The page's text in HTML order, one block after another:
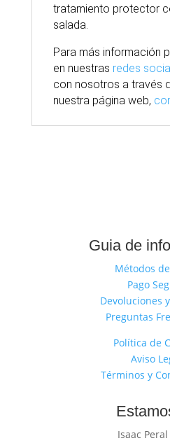
tratamiento protector
salada.
Para más información
en nuestras redes
con nosotros a través
nuestra página web,
Guia de
Métodos
Pago
Devoluciones
Preguntas
Política de
Aviso
Términos y
Isaac Peral